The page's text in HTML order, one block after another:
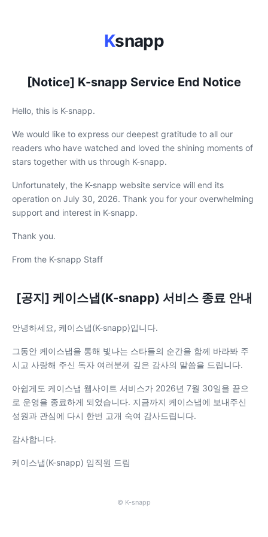
Ksnapp
[Notice] K-snapp Service End Notice
Hello, this is K-snapp.
We would like to express our deepest gratitude to all our
readers who have watched and loved the shining moments of
stars together with us through K-snapp.
Unfortunately, the K-snapp website service will end its
operation on July 30, 2026. Thank you for your overwhelming
support and interest in K-snapp.
Thank you.
From the K-snapp Staff
[공지] 케이스냅(K-snapp) 서비스 종료 안내
안녕하세요, 케이스냅(K-snapp)입니다.
그동안 케이스냅을 통해 빛나는 스타들의 순간을 함께 바라봐 주
시고 사랑해 주신 독자 여러분께 깊은 감사의 말씀을 드립니다.
아쉽게도 케이스냅 웹사이트 서비스가 2026년 7월 30일을 끝으
로 운영을 종료하게 되었습니다. 지금까지 케이스냅에 보내주신
성원과 관심에 다시 한번 고개 숙여 감사드립니다.
감사합니다.
케이스냅(K-snapp) 임직원 드림
© K-snapp